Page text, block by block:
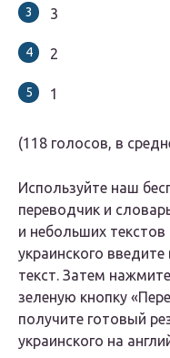
3
2
1
(118 голосов, в
Используйте наш
переводчик и
и небольших
украинского
текст. Затем
зеленую кнопку
получите готовый
украинского на